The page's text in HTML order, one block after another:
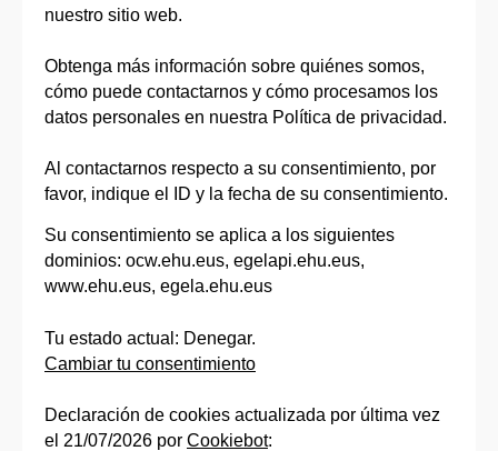
nuestro sitio web.
Obtenga más información sobre quiénes somos,
cómo puede contactarnos y cómo procesamos los
datos personales en nuestra Política de privacidad.
Al contactarnos respecto a su consentimiento, por
favor, indique el ID y la fecha de su consentimiento.
Su consentimiento se aplica a los siguientes
dominios: ocw.ehu.eus, egelapi.ehu.eus,
www.ehu.eus, egela.ehu.eus
Tu estado actual: Denegar.
Cambiar tu consentimiento
Declaración de cookies actualizada por última vez
el 21/07/2026 por Cookiebot: